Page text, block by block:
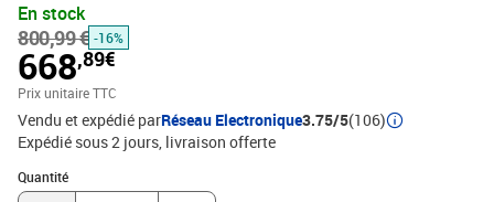
la résine tressée, également connue sous le nom de poly rotin, est
un matériau synthétique solide et nécessitant peu d'entretien qui
ressemble au rotin naturel. Il est léger, facile à nettoyer et
couramment utilisé pour les meubles d'extérieur en raison de sa
durabilité et de ses propriétés de résistance aux
intempéries.Housse amovible et lavable : ces coussins de siège
sont dotés de housses amovibles pour un lavage et un entretien
faciles.Cadre robuste et stable : le cadre en acier enduit de poudre
En stock
800,99 € -16%
668,89€
Prix unitaire TTC
Vendu et expédié parRéseau Electronique3.75/5(106)
Expédié sous 2 jours livraison offerte
Quantité
Quantité : 1